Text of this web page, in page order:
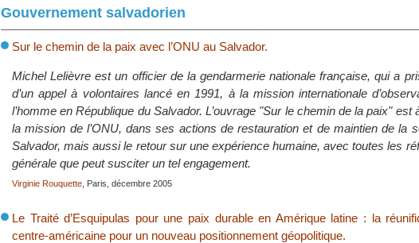
Gouvernement salvadorien
Sur le chemin de la paix avec l’ONU au Salvador.
Michel Lelièvre est un officier de la gendarmerie nationale française, qui a
d’un appel à volontaires lancé en 1991, à la mission internationale
l’homme en République du Salvador. L’ouvrage "Sur le chemin de la paix" est
la mission de l’ONU, dans ses actions de restauration et de maintien de la
Salvador, mais aussi le retour sur une expérience humaine, avec toutes les
générale que peut susciter un tel engagement.
Virginie Rouquette , Paris, décembre 2005
Le Traité d’Esquipulas pour une paix durable en Amérique latine : la
centre-américaine pour un nouveau positionnement géopolitique.